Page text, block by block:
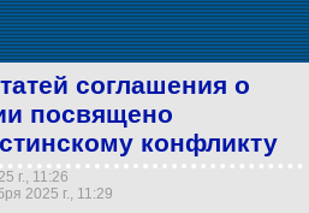
соглашения о
посвящено
конфликту
г., 11:26
2025 г., 11:29